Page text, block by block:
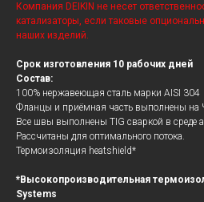
Компания DEIKIN не несет
катализаторы, если таковые
наших изделий.
Срок изготовления 10 рабочих дней
Состав:
100% нержавеющая сталь марки AISI 304
Фланцы и приёмная часть выполнены на
Все швы выполнены TIG сваркой в среде
Рассчитаны для оптимального потока.
Термоизоляция heatshield*
*Высокопроизводительная
Systems